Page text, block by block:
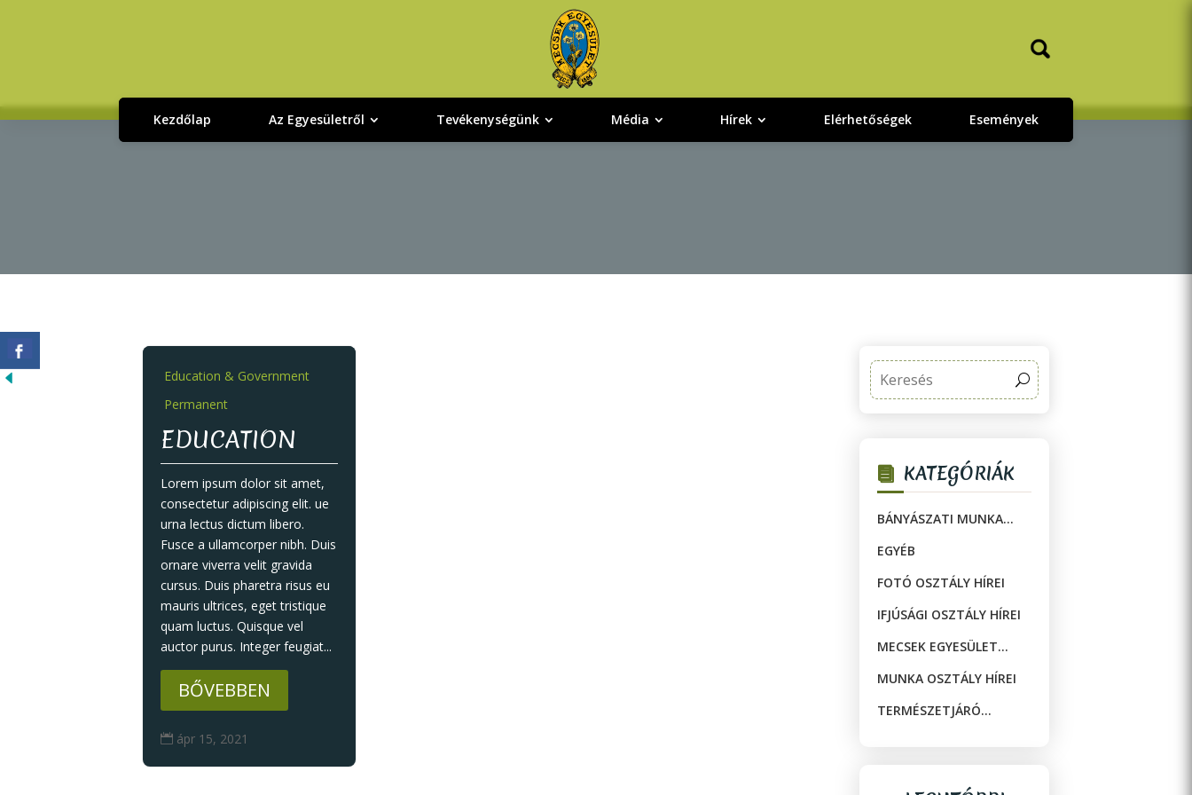
Kezdőlap Az Egyesületről Tevékenységünk Média Hírek Elérhetőségek Események
Education & Government
Permanent
EDUCATION
Lorem ipsum dolor sit amet,
consectetur adipiscing elit. ue
urna lectus dictum libero.
Fusce a ullamcorper nibh. Duis
ornare viverra velit gravida
cursus. Duis pharetra risus eu
mauris ultrices, eget tristique
quam luctus. Quisque vel
auctor purus. Integer feugiat...
BŐVEBBEN
 ápr 15, 2021
KATEGÓRIÁK
BÁNYÁSZATI MUNKA
EGYÉB
FOTÓ OSZTÁLY HÍREI
IFJÚSÁGI OSZTÁLY HÍREI
MECSEK EGYESÜLET
MUNKA OSZTÁLY HÍREI
TERMÉSZETJÁRÓ